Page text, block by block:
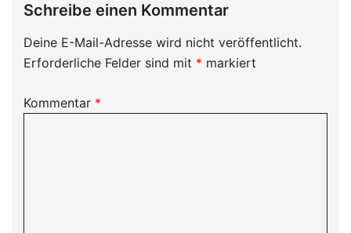
Schreibe einen Kommentar
Deine E-Mail-Adresse wird nicht veröffentlicht.
Erforderliche Felder sind mit * markiert
Kommentar *